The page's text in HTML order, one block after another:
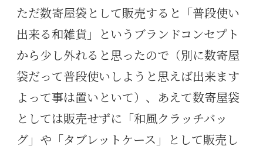
ただ数寄屋袋として販売すると「普段使い
出来る和雑貨」というブランドコンセプト
から少し外れると思ったので（別に数寄屋
袋だって普段使いしようと思えば出来ます
よって事は置いといて）、あえて数寄屋袋
としては販売せずに「和風クラッチバッ
グ」や「タブレットケース」として販売し